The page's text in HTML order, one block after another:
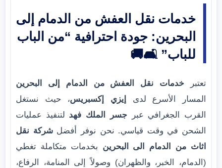
خدمات نقل العفش من الدمام إلى
البحرين: جودة احترافية “من الباب
للباب” 🛋️🚚
تعتبر خدمات نقل العفش من الدمام إلى البحرين
المسار الأسرع لدى
إيزي إكسبريس، حيث نستغل
القرب الجغرافي عبر جسر الملك فهد لتنفيذ عمليات
الشحن في وقت قياسي. نحن نوفر أفضلشركة نقل
اثاث من الدمام الى البحرين بخدمات متكاملة تغطي
(الدمام، الخبر، والظهران) وصولاً إلى المنامة، الرفاع،